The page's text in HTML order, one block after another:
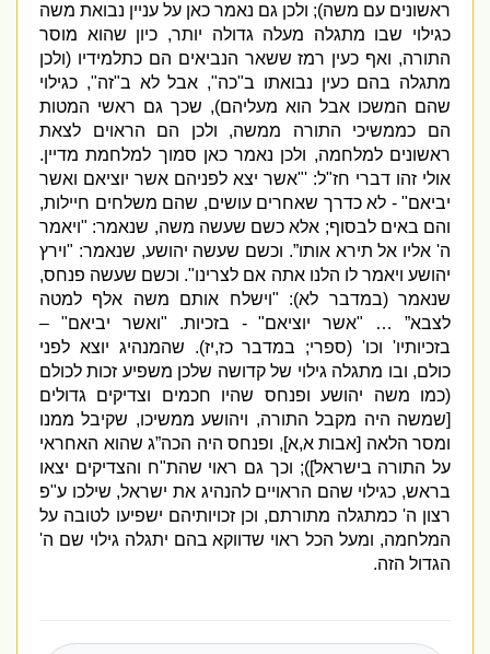
ראשונים עם משה); ולכן גם נאמר כאן על עניין נבואת משה
כגילוי שבו מתגלה מעלה גדולה יותר, כיון שהוא מוסר
התורה, ואף כעין רמז ששאר הנביאים הם כתלמידיו (ולכן
מתגלה בהם כעין נבואתו ב"כה", אבל לא ב"זה", כגילוי
שהם המשכו אבל הוא מעליהם), שכך גם ראשי המטות
הם כממשיכי התורה ממשה, ולכן הם הראוים לצאת
ראשונים למלחמה, ולכן נאמר כאן סמוך למלחמת מדיין.
אולי זהו דברי חז"ל: '"אשר יצא לפניהם אשר יוציאם ואשר
יביאם" - לא כדרך שאחרים עושים, שהם משלחים חיילות,
והם באים לבסוף; אלא כשם שעשה משה, שנאמר: "ויאמר
ה' אליו אל תירא אותו”. וכשם שעשה יהושע, שנאמר: "וירץ
יהושע ויאמר לו הלנו אתה אם לצרינו". וכשם שעשה פנחס,
שנאמר(במדבר לא): "וישלח אותם משה אלף למטה
לצבא” … "אשר יוציאם" - בזכיות. "ואשר יביאם" –
בזכיותיו' וכו' (ספרי; במדבר כז,יז). שהמנהיג יוצא לפני
כולם, ובו מתגלה גילוי של קדושה שלכן משפיע זכות לכולם
(כמו משה יהושע ופנחס שהיו חכמים וצדיקים גדולים
[שמשה היה מקבל התורה, ויהושע ממשיכו, שקיבל ממנו
ומסר הלאה [אבות א,א], ופנחס היה הכה”ג שהוא האחראי
על התורה בישראל]); וכך גם ראוי שהת"ח והצדיקים יצאו
בראש, כגילוי שהם הראויים להנהיג את ישראל, שילכו ע"פ
רצון ה'כמתגלה מתורתם, וכן זכויותיהם ישפיעו לטובה על
המלחמה, ומעל הכל ראוי שדווקא בהם יתגלה גילוי שם ה'
הגדול הזה.